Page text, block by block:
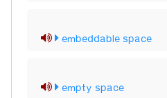
embeddable space
empty space